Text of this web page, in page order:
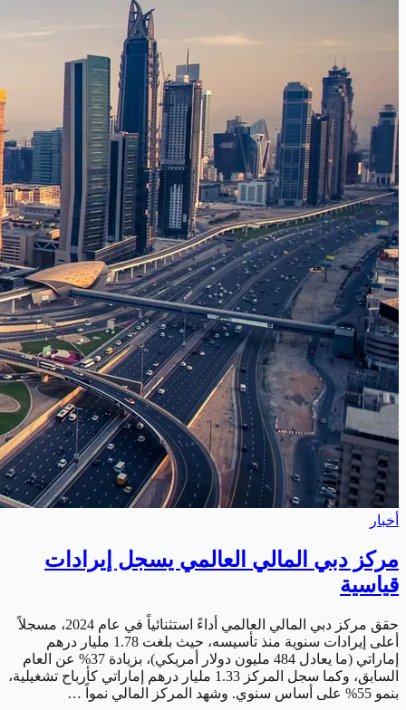
أخبار
مركز دبي المالي العالمي يسجل إيرادات
قياسية
حقق مركز دبي المالي العالمي أداءً استثنائياً في عام 2024، مسجلاً
أعلى إيرادات سنوية منذ تأسيسه، حيث بلغت 1.78 مليار درهم
إماراتي (ما يعادل 484 مليون دولار أمريكي)، بزيادة 37% عن العام
السابق، وكما سجل المركز 1.33 مليار درهم إماراتي كأرباح تشغيلية،
بنمو 55% على أساس سنوي. وشهد المركز المالي نمواً …